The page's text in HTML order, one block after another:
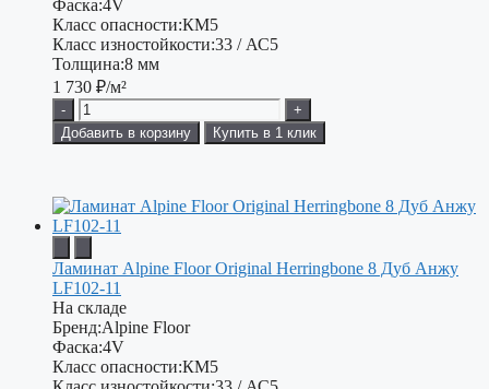
Фаска:4V
Класс опасности:КМ5
Класс изностойкости:33 / АС5
Толщина:8 мм
1 730 ₽/м²
-
+
Добавить в корзину
Купить в 1 клик
Ламинат Alpine Floor Original Herringbone 8 Дуб Анжу
LF102-11
На складе
Бренд:Alpine Floor
Фаска:4V
Класс опасности:КМ5